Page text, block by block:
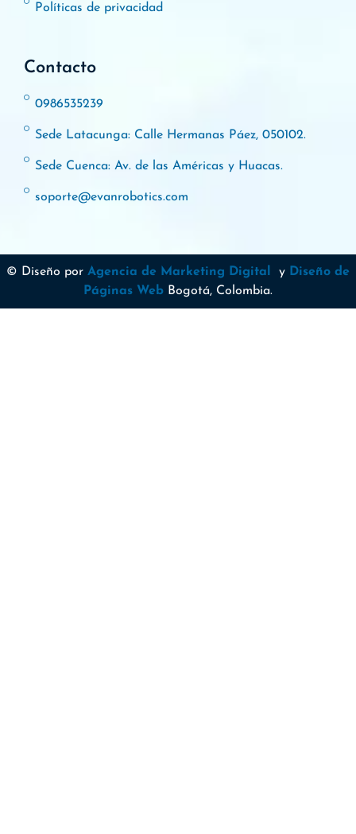
Políticas de privacidad
Contacto
0986535239
Sede Latacunga: Calle Hermanas Páez, 050102.
Sede Cuenca: Av. de las Américas y Huacas.
soporte@evanrobotics.com
© Diseño por Agencia de Marketing Digital y Diseño de
Páginas Web Bogotá, Colombia.